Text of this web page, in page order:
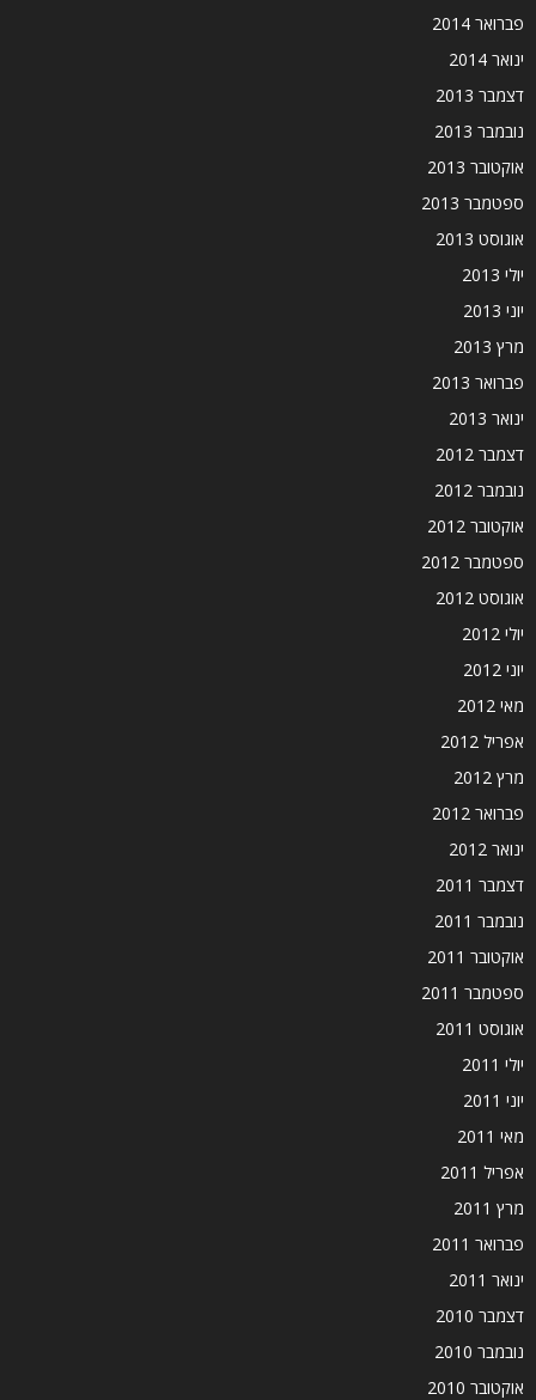
פברואר 2014
ינואר 2014
דצמבר 2013
נובמבר 2013
אוקטובר 2013
ספטמבר 2013
אוגוסט 2013
יולי 2013
יוני 2013
מרץ 2013
פברואר 2013
ינואר 2013
דצמבר 2012
נובמבר 2012
אוקטובר 2012
ספטמבר 2012
אוגוסט 2012
יולי 2012
יוני 2012
מאי 2012
אפריל 2012
מרץ 2012
פברואר 2012
ינואר 2012
דצמבר 2011
נובמבר 2011
אוקטובר 2011
ספטמבר 2011
אוגוסט 2011
יולי 2011
יוני 2011
מאי 2011
אפריל 2011
מרץ 2011
פברואר 2011
ינואר 2011
דצמבר 2010
נובמבר 2010
אוקטובר 2010